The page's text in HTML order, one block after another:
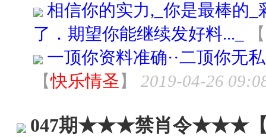
相信你的实力,_你是最棒的
了．期望你能继续发好料..._
【
一顶你资料准确··二顶你无
【快乐情圣 】 2019-04-26
047期★★★禁肖令★★★【